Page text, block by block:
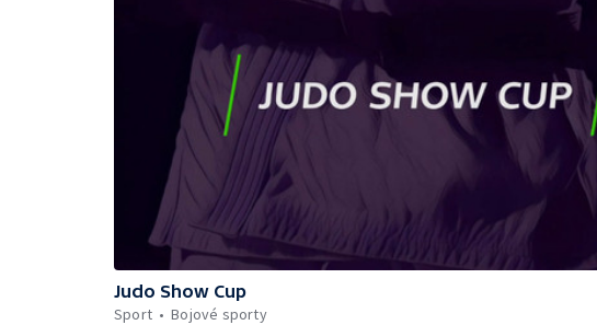
Judo Show Cup
Sport
Bojové sporty